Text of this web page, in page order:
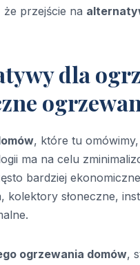
że przejście na
dla
, które tu
ma na celu
bardziej
kolektory słoneczne,
ogrzewania domów,